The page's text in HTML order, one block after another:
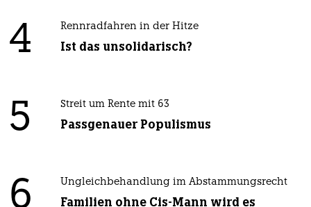
4 Rennradfahren in der Hitze
Ist das unsolidarisch?
5 Streit um Rente mit 63
Passgenauer Populismus
6 Ungleichbehandlung im Abstammungsrecht
Familien ohne Cis-Mann wird es